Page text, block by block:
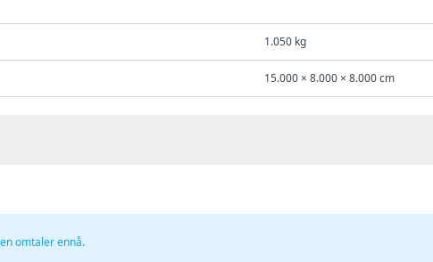
1.050 kg
15.000 × 8.000 × 8.000 cm
omtaler ennå.